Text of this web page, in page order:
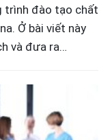
trình đào tạo chất
Ở bài viết này
và đưa ra…